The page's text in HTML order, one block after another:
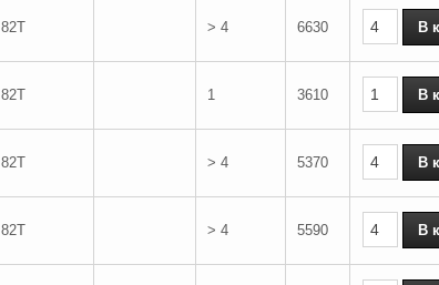
82T > 4 6630
82T 1 3610
82T > 4 5370
82T > 4 5590